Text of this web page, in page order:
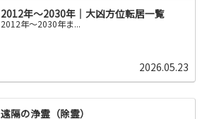
2012年～2030年｜大凶方位転居一覧
2012年〜2030年ま...
2026.05.23
遠隔の浄霊（除霊）